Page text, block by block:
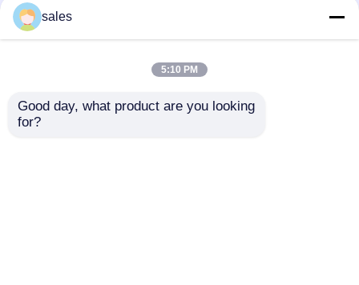
RGB LED Chip Mini
Adreserbare IC
Screen Full Color LED
voor decoratie
sales
5:10 PM
Good day, what product are you looking
for?